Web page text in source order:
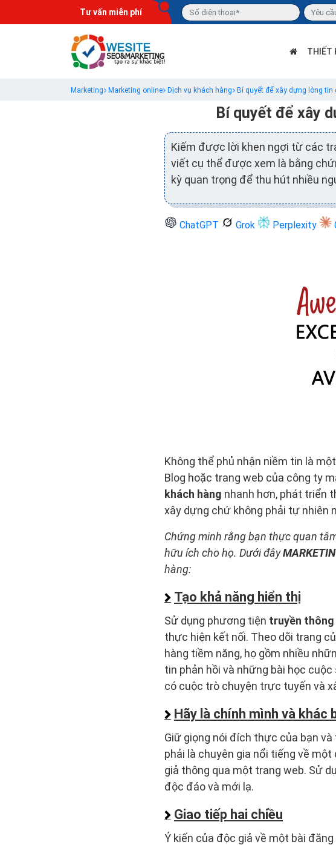
Tư vấn miễn phí
THIẾT
Marketing Marketing online Dịch vụ khách hàng Bí quyết để xây dựng lòng
Bí quyết để xây
Kiếm được lời khen ngợi từ các
viết cụ thể được xem là bằng
kỳ quan trọng để thu hút nhiều
ChatGPT Grok Perplexity
Không thể phủ nhận niềm tin là
Blog hoặc trang web của công ty
khách hàng nhanh hơn, phát triển
xây dựng chứ không phải tự nhiên
Chứng minh rằng bạn thực quan
hữu ích cho họ. Dưới đây
hàng:
Tạo khả năng hiển thị
Sử dụng phương tiện truyền thông
thực hiện kết nối. Theo dõi trang
hàng tiềm năng, họ gồm nhiều
tin phản hồi và những bài ​​học
có cuộc trò chuyện trực tuyến và
Hãy là chính mình và khác
Giữ giọng nói đích thực của bạn
phải là chuyên gia nổi tiếng về
giả thông qua một trang web. Sử
độc đáo và mới lạ.
Giao tiếp hai chiều
Ý kiến của ​​độc giả về một bài